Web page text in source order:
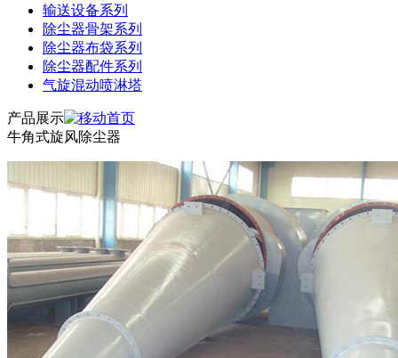
输送设备系列
除尘器骨架系列
除尘器布袋系列
除尘器配件系列
气旋混动喷淋塔
产品展示
牛角式旋风除尘器